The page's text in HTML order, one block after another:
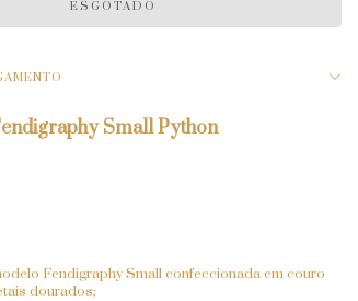
Small Python
Fendigraphy Small confeccionada em couro
dourados;